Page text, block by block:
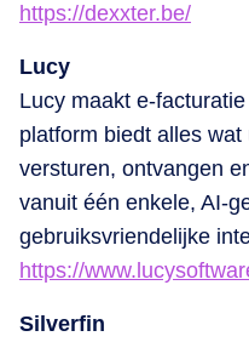
https://dexxter.be/
Lucy
Lucy maakt e-
platform biedt alles
versturen, ontvangen
vanuit één enkele, AI-
gebruiksvriendelijke
https://
Silverfin